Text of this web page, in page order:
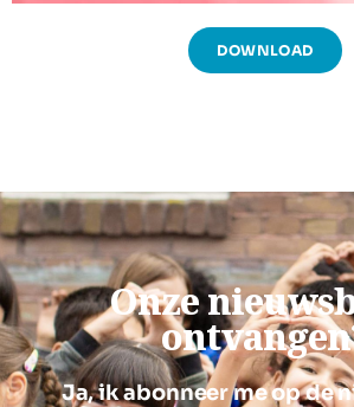
DOWNLOAD
Onze
Ja, ik abonneer me op de